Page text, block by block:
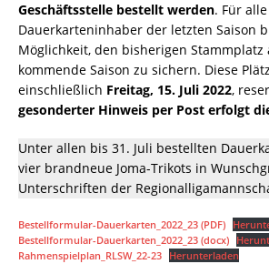
Geschäftsstelle bestellt werden. Für alle
Dauerkarteninhaber der letzten Saison
Möglichkeit, den bisherigen
kommende Saison zu sichern. Diese
einschließlich Freitag, 15. Juli 2022,
gesonderter Hinweis per Post erfolgt
Unter allen bis 31. Juli bestellten
vier brandneue Joma-Trikots in
Unterschriften der
Bestellformular-Dauerkarten_2022_23 (PDF)
Bestellformular-Dauerkarten_2022_23 (docx)
Rahmenspielplan_RLSW_22-23 Herunterladen